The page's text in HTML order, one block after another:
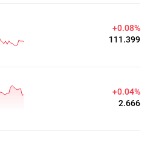
+0.09%
111.406
+0.19%
2.662